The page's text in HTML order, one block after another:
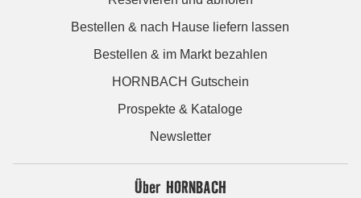
Bestellen & nach Hause liefern lassen
Bestellen & im Markt bezahlen
HORNBACH Gutschein
Prospekte & Kataloge
Newsletter
Über HORNBACH